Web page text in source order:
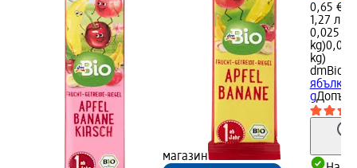
магазин
0,65 €
1,27 лв.
0,025 kg
kg)
kg)
dmBio
ябълка
g